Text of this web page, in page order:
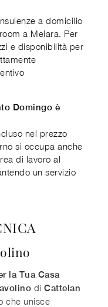
a domicilio
a Melara. Per
e disponibilità per
Domingo è
nel prezzo
si occupa anche
di lavoro al
un servizio
la Tua Casa
di Cattelan
che unisce